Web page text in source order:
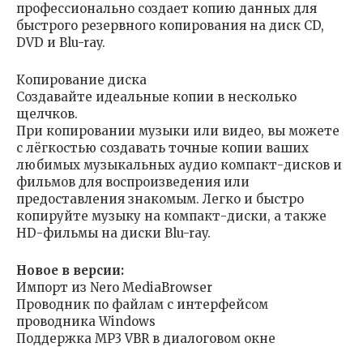
профессионально создает копию данных для
быстрого резервного копирования на диск CD,
DVD и Blu-ray.
Копирование диска
Создавайте идеальные копии в несколько
щелчков.
При копировании музыки или видео, вы можете
с лёгкостью создавать точные копии ваших
любимых музыкальных аудио компакт-дисков и
фильмов для воспроизведения или
предоставления знакомым. Легко и быстро
копируйте музыку на компакт-диски, а также
HD-фильмы на диски Blu-ray.
Новое в версии:
Импорт из Nero MediaBrowser
Проводник по файлам с интерфейсом
проводника Windows
Поддержка MP3 VBR в диалоговом окне